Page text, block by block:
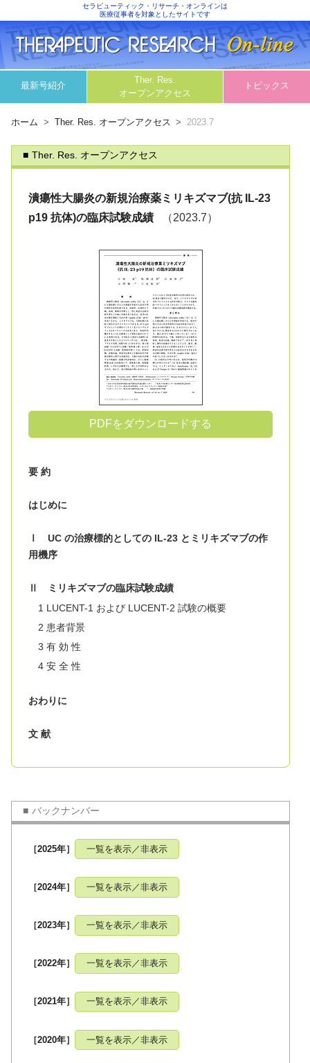
セラピューティック・リサーチ・オンラインは
医療従事者を対象としたサイトです
最新号紹介
Ther. Res.
オープンアクセス
トピックス
ホーム Ther. Res. オープンアクセス 2023.7
Ther. Res. オープンアクセス
潰瘍性大腸炎の新規治療薬ミリキズマブ(抗 IL-23
p19 抗体)の臨床試験成績
（2023.7）
PDFをダウンロードする
要 約
はじめに
Ⅰ UC の治療標的としての IL-23 とミリキズマブの作
用機序
Ⅱ ミリキズマブの臨床試験成績
1 LUCENT-1 および LUCENT-2 試験の概要
2 患者背景
3 有 効 性
4 安 全 性
おわりに
文 献
バックナンバー
［2025年］ 一覧を表示／非表示
［2024年］ 一覧を表示／非表示
［2023年］ 一覧を表示／非表示
［2022年］ 一覧を表示／非表示
［2021年］ 一覧を表示／非表示
［2020年］ 一覧を表示／非表示